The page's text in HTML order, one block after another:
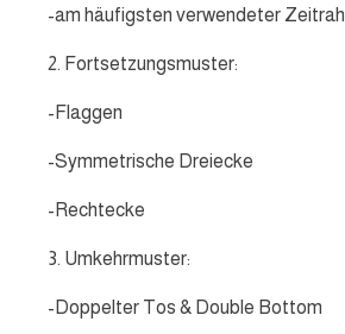
-am häufigsten verwendeter
2. Fortsetzungsmuster:
-Flaggen
-Symmetrische Dreiecke
-Rechtecke
3. Umkehrmuster:
-Doppelter Tos & Double Bottom